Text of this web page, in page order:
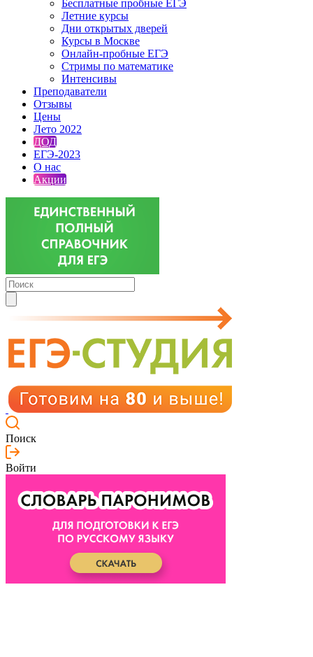
Бесплатные пробные ЕГЭ
Летние курсы
Дни открытых дверей
Курсы в Москве
Онлайн-пробные ЕГЭ
Стримы по математике
Интенсивы
Преподаватели
Отзывы
Цены
Лето 2022
ДОД
ЕГЭ-2023
О нас
Акции
Поиск
Войти